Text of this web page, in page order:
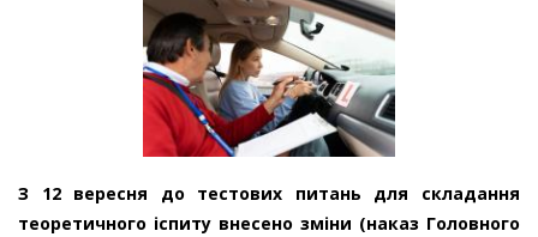
З 12 вересня до тестових питань для складання
теоретичного іспиту внесено зміни (наказ Головного